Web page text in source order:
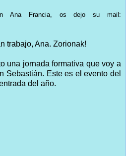
Ana Francia, os dejo su mail:
trabajo, Ana. Zorionak!
una jornada formativa que voy a
Sebastián. Este es el evento del
del año.